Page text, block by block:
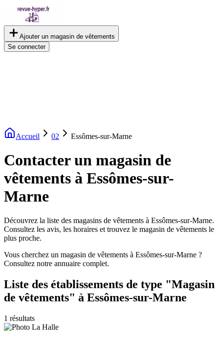
Ajouter un magasin de vêtements
Se connecter
Accueil 02 Essômes-sur-Marne
Contacter un magasin de
vêtements à Essômes-sur-
Marne
Découvrez la liste des magasins de vêtements à Essômes-sur-Marne.
Consultez les avis, les horaires et trouvez le magasin de vêtements le
plus proche.
Vous cherchez un magasin de vêtements à Essômes-sur-Marne ?
Consultez notre annuaire complet.
Liste des établissements de type "Magasin
de vêtements" à Essômes-sur-Marne
1 résultats